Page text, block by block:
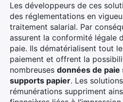
Les développeurs de ces
des réglementations en
traitement salarial. Par
assurent la conformité légale
paie. Ils dématérialisent tout
paiement et offrent la
nombreuses données de paie
supports papier. Les
rémunérations suppriment
Rechercher
: